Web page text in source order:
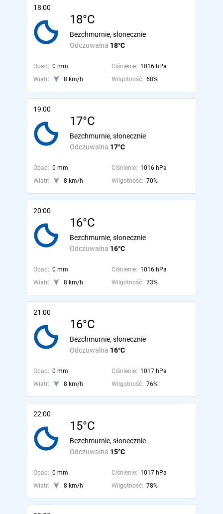
18:00
18°C
Odczuwalna 18°C
Bezchmurnie, słonecznie
Opad: 0 mm Ciśnienie: 1016 hPa
Wiatr:
8 km/h Wilgotność: 68%
19:00
17°C
Odczuwalna 17°C
Bezchmurnie, słonecznie
Opad: 0 mm Ciśnienie: 1016 hPa
Wiatr:
8 km/h Wilgotność: 70%
20:00
16°C
Odczuwalna 16°C
Bezchmurnie, słonecznie
Opad: 0 mm Ciśnienie: 1016 hPa
Wiatr:
8 km/h Wilgotność: 73%
21:00
16°C
Odczuwalna 16°C
Bezchmurnie, słonecznie
Opad: 0 mm Ciśnienie: 1017 hPa
Wiatr:
8 km/h Wilgotność: 76%
22:00
15°C
Odczuwalna 15°C
Bezchmurnie, słonecznie
Opad: 0 mm Ciśnienie: 1017 hPa
Wiatr:
8 km/h Wilgotność: 78%